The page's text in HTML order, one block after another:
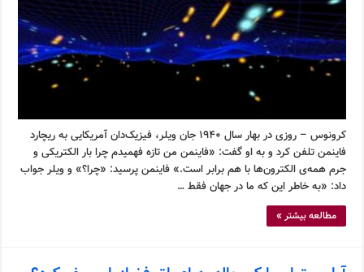
کرونوس – روزی در بهار سال ۱۹۴۰ جان ویلر، فیزیک‌دان آمریکایی به ریچارد
فاینمن تلفن کرد و به او گفت: «فاینمن من تازه فهمیدم چرا بار الکتریکی و
جرم همه‌ی الکترون‌ها با هم برابر است.» فاینمن پرسید: «چرا؟» و ویلر جواب
داد: «به خاطر این که ما در جهان فقط …
مطالعه بیشتر »